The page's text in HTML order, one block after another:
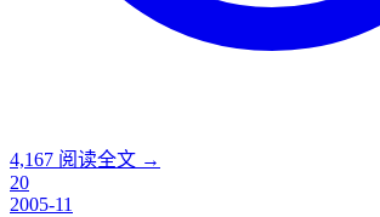
4,167 阅读全文 →
20
2005-11